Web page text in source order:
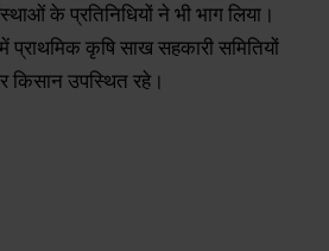
के प्रतिनिधियों ने भी भाग लिया।
प्राथमिक कृषि साख सहकारी समितियों
किसान उपस्थित रहे।